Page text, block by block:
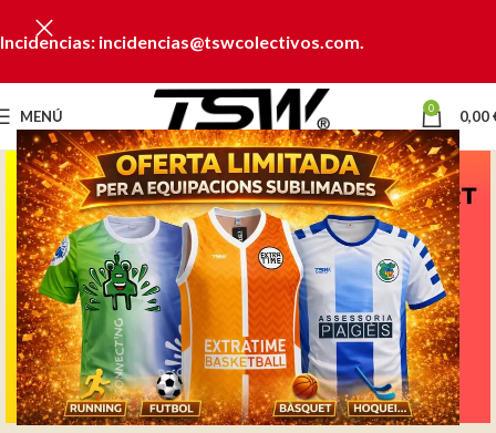
Incidencias: incidencias@tswcolectivos.com.
MENÚ 0 0,00
Clic para ampliar